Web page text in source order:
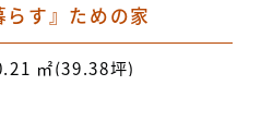
す』ための家
㎡(39.38坪)